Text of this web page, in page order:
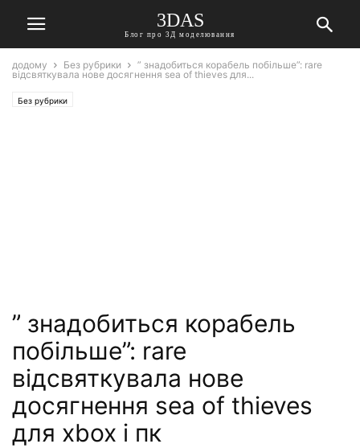
3DAS
Блог про 3Д моделювання
додому Без рубрики
” знадобиться корабель побільше”: rare
відсвяткувала нове досягнення sea of thieves для...
Без рубрики
” знадобиться корабель
побільше”: rare
відсвяткувала нове
досягнення sea of thieves
для xbox і пк